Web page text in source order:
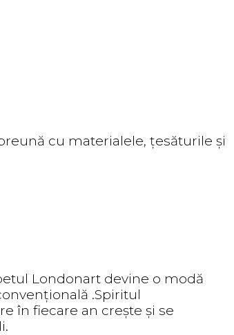
cu materialele, țesăturile și
Londonart devine o modă
.Spiritul
în fiecare an crește și se